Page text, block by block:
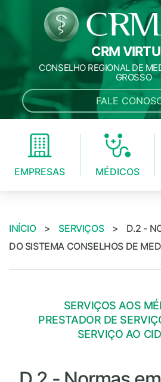
CRM
CONSELHO REGIONAL DE
GROSSO
FALE
EMPRESAS MÉDICOS
INÍCIO > SERVIÇOS >
D.2 -
DO SISTEMA CONSELHOS DE
SERVIÇOS AOS
PRESTADOR DE
SERVIÇO AO